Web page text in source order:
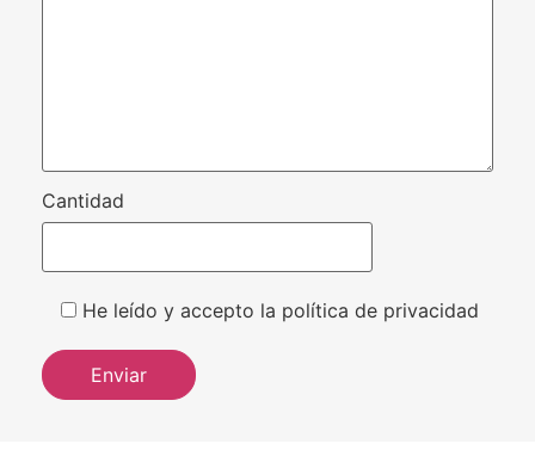
Cantidad
He leído y accepto la política de privacidad